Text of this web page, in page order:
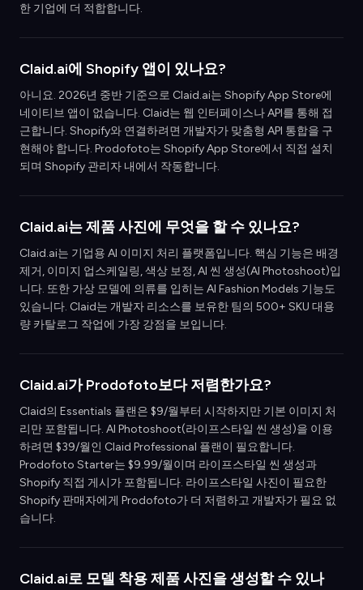
한 기업에 더 적합합니다.
Claid.ai에 Shopify 앱이 있나요?
아니요. 2026년 중반 기준으로 Claid.ai는 Shopify App Store에
네이티브 앱이 없습니다. Claid는 웹 인터페이스나 API를 통해 접
근합니다. Shopify와 연결하려면 개발자가 맞춤형 API 통합을 구
현해야 합니다. Prodofoto는 Shopify App Store에서 직접 설치
되며 Shopify 관리자 내에서 작동합니다.
Claid.ai는 제품 사진에 무엇을 할 수 있나요?
Claid.ai는 기업용 AI 이미지 처리 플랫폼입니다. 핵심 기능은 배경
제거, 이미지 업스케일링, 색상 보정, AI 씬 생성(AI Photoshoot)입
니다. 또한 가상 모델에 의류를 입히는 AI Fashion Models 기능도
있습니다. Claid는 개발자 리소스를 보유한 팀의 500+ SKU 대용
량 카탈로그 작업에 가장 강점을 보입니다.
Claid.ai가 Prodofoto보다 저렴한가요?
Claid의 Essentials 플랜은 $9/월부터 시작하지만 기본 이미지 처
리만 포함됩니다. AI Photoshoot(라이프스타일 씬 생성)을 이용
하려면 $39/월인 Claid Professional 플랜이 필요합니다.
Prodofoto Starter는 $9.99/월이며 라이프스타일 씬 생성과
Shopify 직접 게시가 포함됩니다. 라이프스타일 사진이 필요한
Shopify 판매자에게 Prodofoto가 더 저렴하고 개발자가 필요 없
습니다.
Claid.ai로 모델 착용 제품 사진을 생성할 수 있나